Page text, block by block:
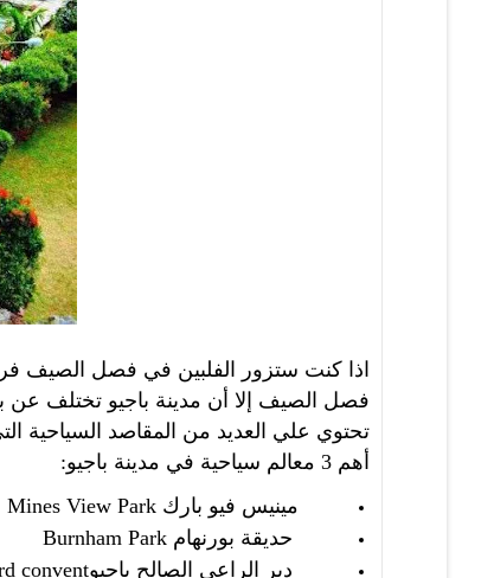
اذا كنت ستزور الفلبين في فصل الصيف
فصل الصيف إلا أن مدينة باجيو تختلف عن
تحتوي علي العديد من المقاصد السياحية
أهم 3 معالم سياحية في مدينة باجيو:
مينيس فيو باركMines View Park
حديقة بورنهامBurnham Park
دير الراعي الصالح باجيوconvent